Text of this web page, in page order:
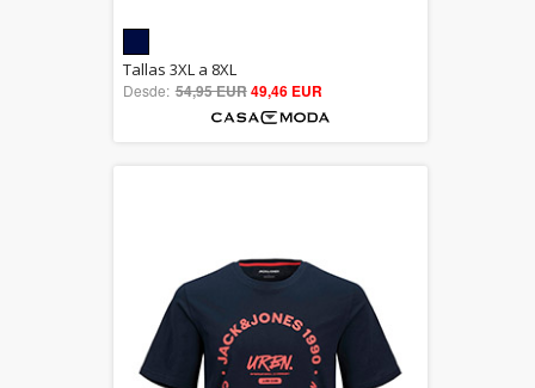
5.00
out of 5
Tallas 3XL a 8XL
Desde: 54,95 EUR49,46 EUR